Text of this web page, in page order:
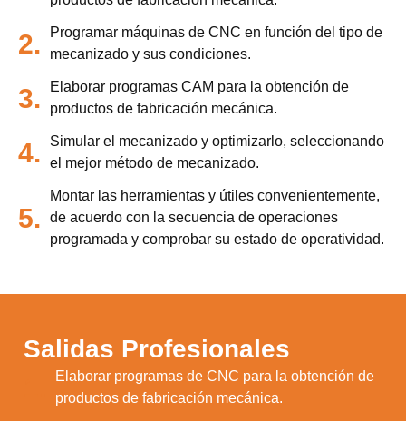
2.
Programar máquinas de CNC en función del tipo de
mecanizado y sus condiciones.
3.
Elaborar programas CAM para la obtención de
productos de fabricación mecánica.
4.
Simular el mecanizado y optimizarlo, seleccionando
el mejor método de mecanizado.
5.
Montar las herramientas y útiles convenientemente,
de acuerdo con la secuencia de operaciones
programada y comprobar su estado de operatividad.
Salidas Profesionales
Elaborar programas de CNC para la obtención de
productos de fabricación mecánica.